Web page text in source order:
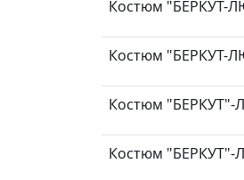
Костюм "БЕРКУТ-
Костюм "БЕРКУТ-
Костюм "БЕРКУТ"-
Костюм "БЕРКУТ"-